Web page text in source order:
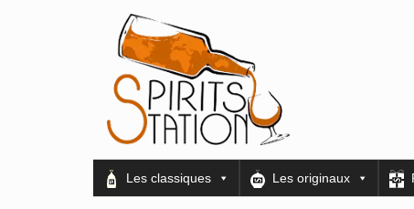
Les classiques Les originaux